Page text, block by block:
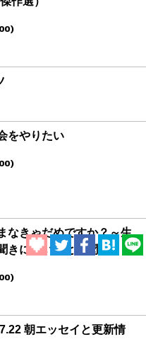
をやりたい
なきゃだめですか？～生
きにくいことを聞く
朝エッセイと更新情